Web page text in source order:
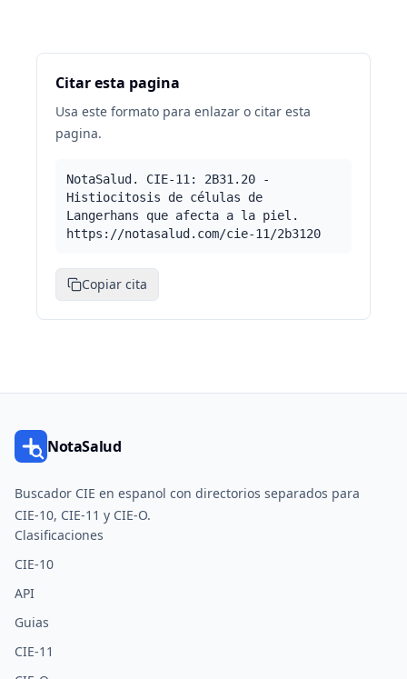
Citar esta pagina
Usa este formato para enlazar o citar esta
pagina.
NotaSalud. CIE-11: 2B31.20 -
Histiocitosis de células de
Langerhans que afecta a la piel.
https://notasalud.com/cie-11/2b3120
Copiar cita
NotaSalud
Buscador CIE en espanol con directorios separados para
CIE-10, CIE-11 y CIE-O.
Clasificaciones
CIE-10
API
Guias
CIE-11